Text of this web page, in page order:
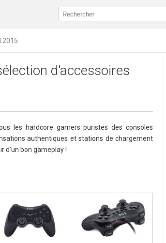
2015
d'accessoires
les hardcore gamers puristes des consoles
authentiques et stations de chargement
d'un bon gameplay !